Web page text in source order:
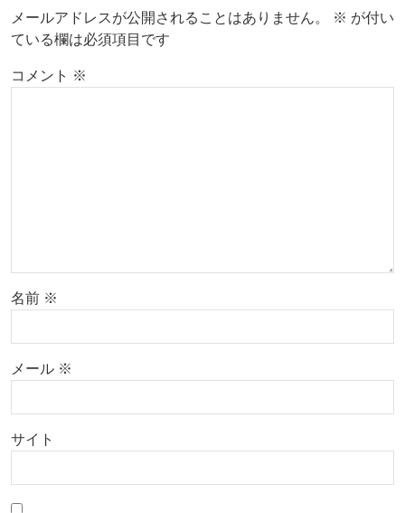
メールアドレスが公開されることはありません。 ※ が付い
ている欄は必須項目です
コメント ※
名前 ※
メール ※
サイト